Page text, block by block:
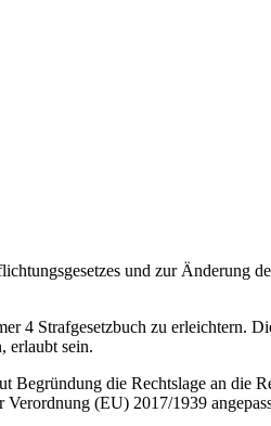
und zur Änderung
4 Strafgesetzbuch zu erleichtern.
erlaubt sein.
die Rechtslage an die
(EU) 2017/1939